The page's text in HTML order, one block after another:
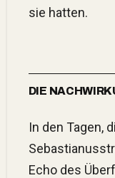
sie hatten.
DIE
In den Tagen, die folgten, war die
Echo des